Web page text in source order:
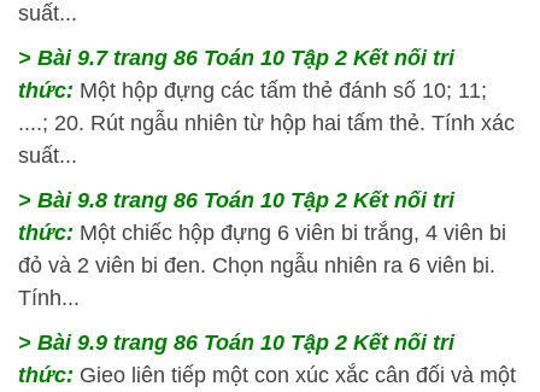
suất...
> Bài 9.7 trang 86 Toán 10 Tập 2 Kết nối tri
thức: Một hộp đựng các tấm thẻ đánh số 10; 11;
....; 20. Rút ngẫu nhiên từ hộp hai tấm thẻ. Tính xác
suất...
> Bài 9.8 trang 86 Toán 10 Tập 2 Kết nối tri
thức: Một chiếc hộp đựng 6 viên bi trắng, 4 viên bi
đỏ và 2 viên bi đen. Chọn ngẫu nhiên ra 6 viên bi.
Tính...
> Bài 9.9 trang 86 Toán 10 Tập 2 Kết nối tri
thức: Gieo liên tiếp một con xúc xắc cân đối và một